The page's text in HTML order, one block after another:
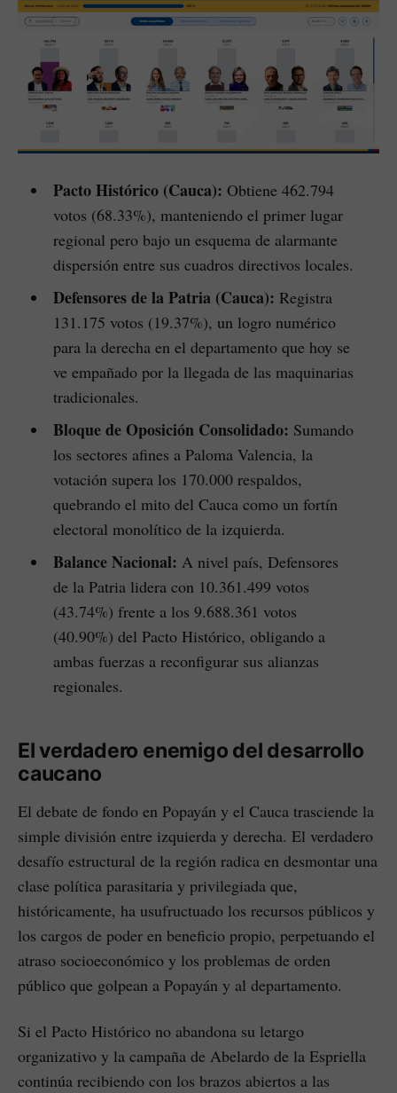
Pacto Histórico (Cauca): Obtiene 462.794
votos (68.33%), manteniendo el primer lugar
regional pero bajo un esquema de alarmante
dispersión entre sus cuadros directivos locales.
Defensores de la Patria (Cauca): Registra
131.175 votos (19.37%), un logro numérico
para la derecha en el departamento que hoy se
ve empañado por la llegada de las maquinarias
tradicionales.
Bloque de Oposición Consolidado: Sumando
los sectores afines a Paloma Valencia, la
votación supera los 170.000 respaldos,
quebrando el mito del Cauca como un fortín
electoral monolítico de la izquierda.
Balance Nacional: A nivel país, Defensores
de la Patria lidera con 10.361.499 votos
(43.74%) frente a los 9.688.361 votos
(40.90%) del Pacto Histórico, obligando a
ambas fuerzas a reconfigurar sus alianzas
regionales.
El verdadero enemigo del desarrollo
caucano
El debate de fondo en Popayán y el Cauca trasciende la
simple división entre izquierda y derecha. El verdadero
desafío estructural de la región radica en desmontar una
clase política parasitaria y privilegiada que,
históricamente, ha usufructuado los recursos públicos y
los cargos de poder en beneficio propio, perpetuando el
atraso socioeconómico y los problemas de orden
público que golpean a Popayán y al departamento.
Si el Pacto Histórico no abandona su letargo
organizativo y la campaña de Abelardo de la Espriella
continúa recibiendo con los brazos abiertos a las